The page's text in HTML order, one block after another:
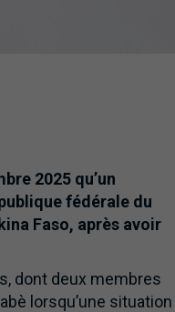
2025 qu’un
fédérale du
Faso, après avoir
dont deux membres
lorsqu’une situation